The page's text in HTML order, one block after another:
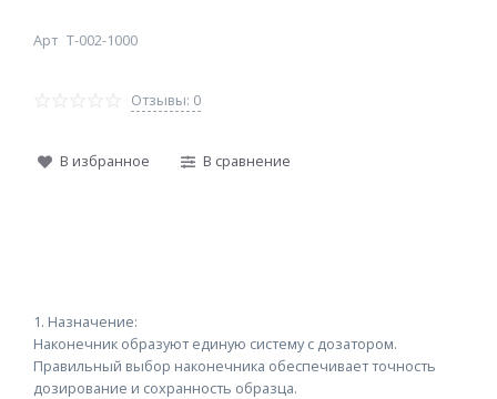
Арт T-002-1000
Отзывы: 0
В избранное В сравнение
1. Назначение:
Наконечник образуют единую систему с дозатором.
Правильный выбор наконечника обеспечивает точность
дозирование и сохранность образца.